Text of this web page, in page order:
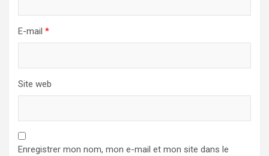
E-mail *
Site web
Enregistrer mon nom, mon e-mail et mon site dans le